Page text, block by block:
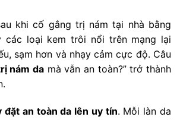
khi cố gắng trị nám tại nhà bằng
các loại kem trôi nổi trên mạng lại
sạm hơn và nhạy cảm cực độ. Câu
nám da mà vẫn an toàn?” trở thành
đặt an toàn da lên uy tín. Mỗi làn da